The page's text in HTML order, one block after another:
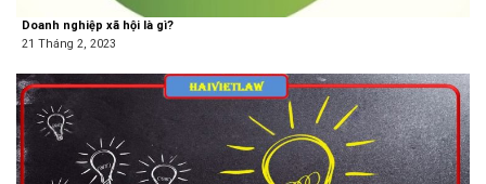
Doanh nghiệp xã hội là gì?
21 Tháng 2, 2023